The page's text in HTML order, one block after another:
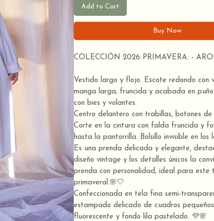
Add to Cart
Buy Now
COLECCIÓN 2026 PRIMAVERA: -
Vestido largo y flojo. Escote redondo con
manga larga, fruncida y acabada en
con bies y volantes.
Centro delantero con trabillas, botones de
Corte en la cintura con falda fruncida y
hasta la pantorrilla. Bolsillo invisible en los
Es una prenda delicada y elegante,
diseño vintage y los detalles únicos la
prenda con personalidad, ideal para este
primaveral.🌸🤍
Confeccionada en tela fina semi-
estampado delicado de cuadros
fluorescente y fondo lila pastelado. 💜🌸